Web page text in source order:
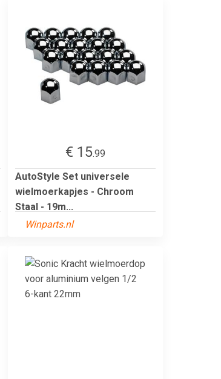
€ 15.99
AutoStyle Set universele
wielmoerkapjes - Chroom
Staal - 19m...
Winparts.nl